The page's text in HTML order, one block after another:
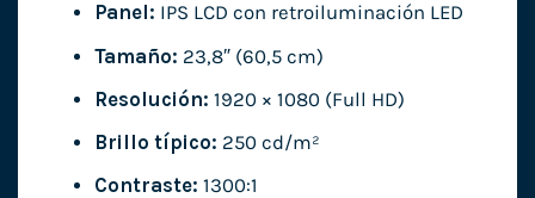
Panel: IPS LCD con retroiluminación LED
Tamaño: 23,8″ (60,5 cm)
Resolución: 1920 × 1080 (Full HD)
Brillo típico: 250 cd/m²
Contraste: 1300:1